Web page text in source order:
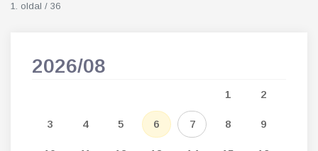
1. oldal / 36
2026/08
1 2
3 4 5 6 7 8 9